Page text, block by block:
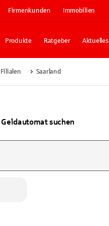
Firmenkunden Immobilien
Produkte Ratgeber Aktuelles
Filialen Saarland
suchen